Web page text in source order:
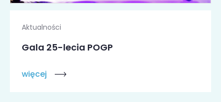
Aktualności
Gala 25-lecia POGP
więcej